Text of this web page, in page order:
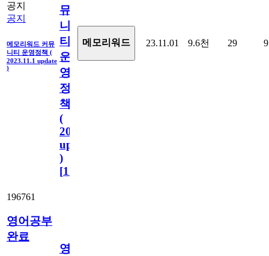
공지
공지
메모리워드 커뮤
니티 운영정책 (
2023.11.1 update
)
뮤
니
티
운
영
정
책
(
2023.11.1
update
)
[110
메모리워드 23.11.01 9.6천 29 9
196761
영어공부
완료
영